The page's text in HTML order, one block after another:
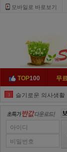
모바일로 바로보기
TOP100 무
3 슬기로운 의사생활
루갈
그남자의 기억법
메모리스트
아이디
비밀번호